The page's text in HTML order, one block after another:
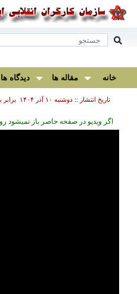
خانه مقاله ها دیدگاه ها
تاریخ انتشار :: دوشنبه ۱۰ آذر ۱۴۰۴ برابر با ۰۱ دسامبر ۲۰۲۵
اگر ویدیو در صفحه حاصر باز نمیشود